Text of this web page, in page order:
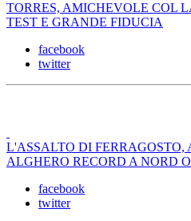
TORRES, AMICHEVOLE COL
TEST E GRANDE FIDUCIA
facebook
twitter
L'ASSALTO DI
ALGHERO RECORD A NORD
facebook
twitter